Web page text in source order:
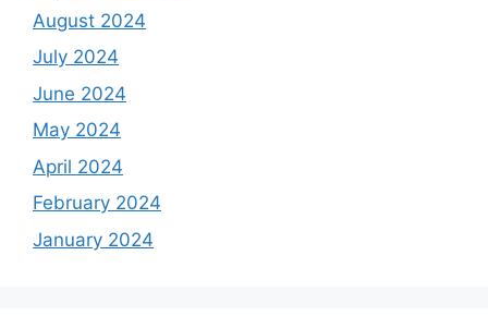
August 2024
July 2024
June 2024
May 2024
April 2024
February 2024
January 2024